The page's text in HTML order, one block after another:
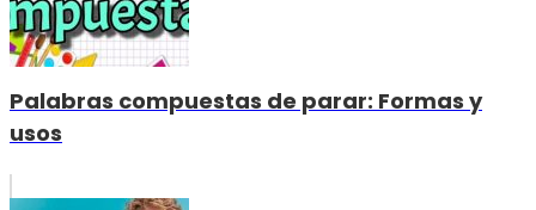
Palabras compuestas de parar: Formas y
usos